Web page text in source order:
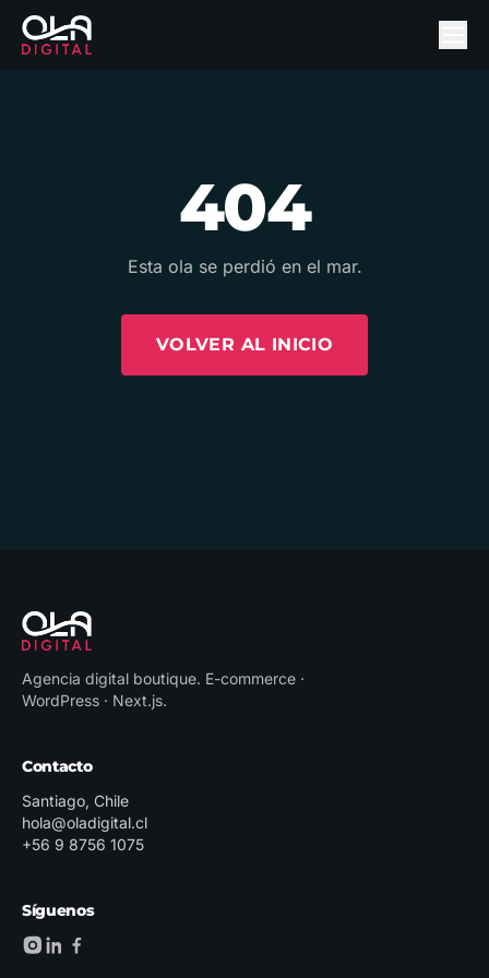
404
Esta ola se perdió en el mar.
VOLVER AL INICIO
Agencia digital boutique. E-commerce ·
WordPress · Next.js.
Contacto
Santiago, Chile
hola@oladigital.cl
+56 9 8756 1075
Síguenos